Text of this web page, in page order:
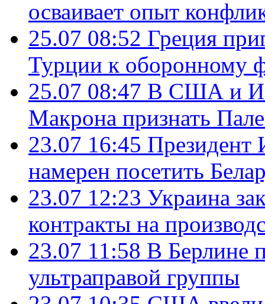
осваивает опыт
25.07 08:52 Греция
Турции к оборонному
25.07 08:47 В США и
Макрона признать
23.07 16:45 Президент
намерен посетить
23.07 12:23 Украина
контракты на
23.07 11:58 В Берлине
ультраправой группы